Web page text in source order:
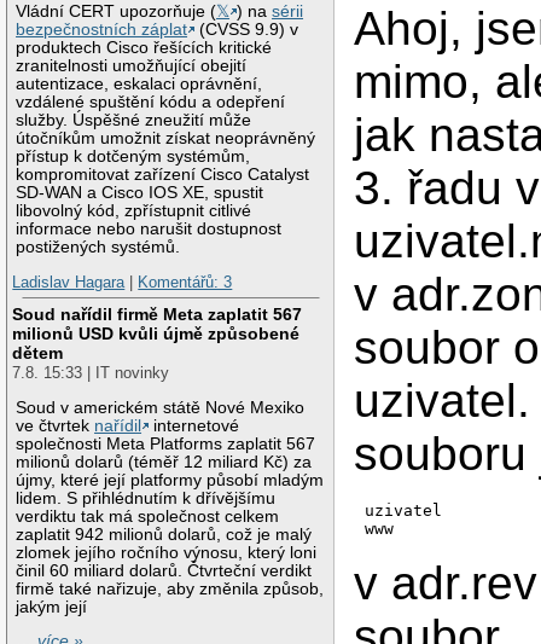
Vládní CERT upozorňuje (𝕏 ) nasérii
bezpečnostních záplat
(CVSS 9.9) v
produktech Cisco řešících kritické
zranitelnosti umožňující obejití
autentizace, eskalaci oprávnění,
vzdálené spuštění kódu a odepření
služby. Úspěšné zneužití může
útočníkům umožnit získat neoprávněný
přístup k dotčeným systémům,
kompromitovat zařízení Cisco Catalyst
SD-WAN a Cisco IOS XE, spustit
libovolný kód, zpřístupnit citlivé
informace nebo narušit dostupnost
postižených systémů.
Ladislav Hagara| Komentářů: 3
Soud nařídil firmě Meta zaplatit 567
milionů USD kvůli újmě způsobené
dětem
7.8. 15:33 | IT novinky
Soud v americkém státě Nové Mexiko
ve čtvrtek nařídil
internetové
společnosti Meta Platforms zaplatit 567
milionů dolarů (téměř 12 miliard Kč) za
újmy, které její platformy působí mladým
lidem. S přihlédnutím k dřívějšímu
verdiktu tak má společnost celkem
zaplatit 942 milionů dolarů, což je malý
zlomek jejího ročního výnosu, který loni
činil 60 miliard dolarů. Čtvrteční verdikt
firmě také nařizuje, aby změnila způsob,
jakým její
Ahoj,
mimo,
jak
3. řadu
v
soubor
souboru
uzivatel		IN	A	83.203.104.67
v